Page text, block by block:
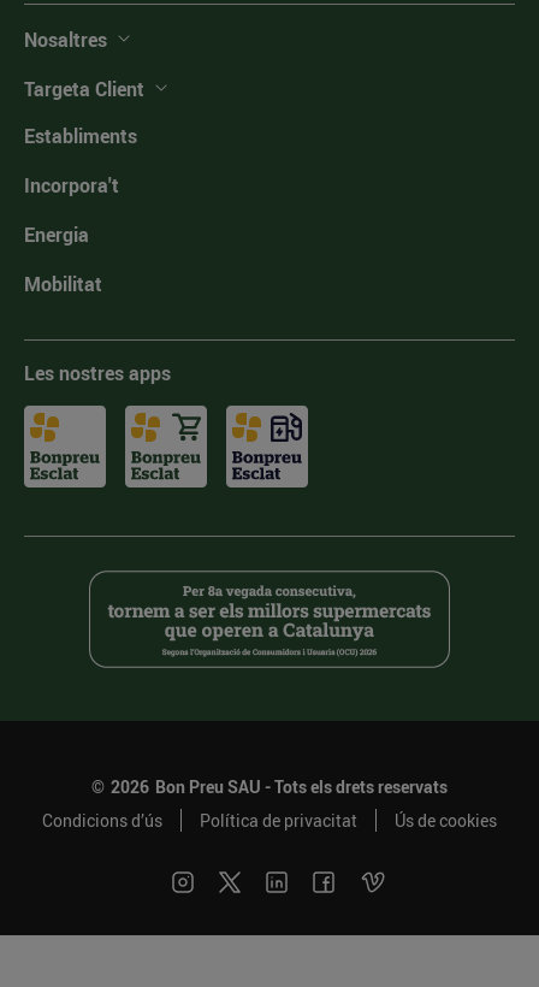
Nosaltres
Targeta Client
Establiments
Incorpora't
Energia
Mobilitat
Les nostres apps
© 2026 Bon Preu SAU - Tots els drets reservats
Condicions d’ús
Política de privacitat Ús de cookies